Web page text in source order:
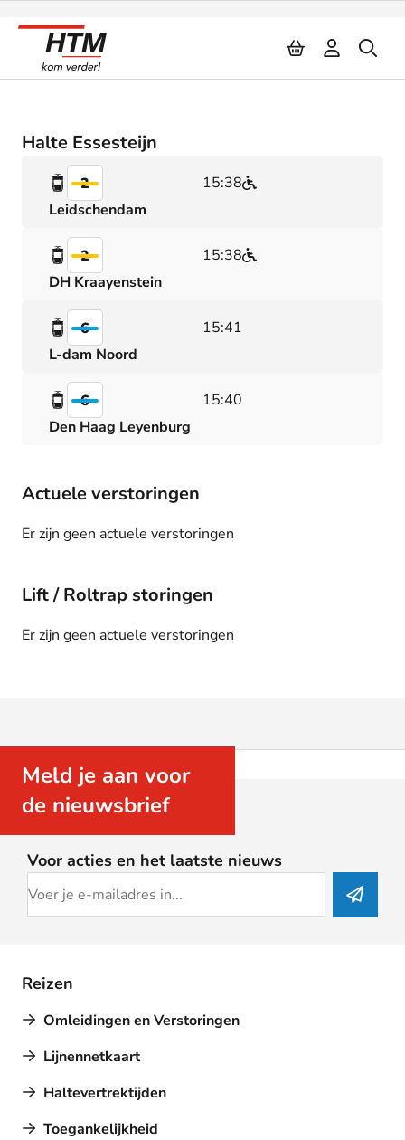
Halte Essesteijn
2
15:38
Leidschendam
2
15:38
DH Kraayenstein
6
15:41
L-dam Noord
6
15:40
Den Haag Leyenburg
Actuele verstoringen
Er zijn geen actuele verstoringen
Lift / Roltrap storingen
Er zijn geen actuele verstoringen
Meld je aan voor
de nieuwsbrief
Voor acties en het laatste nieuws
Reizen
Omleidingen en Verstoringen
Lijnennetkaart
Haltevertrektijden
Toegankelijkheid